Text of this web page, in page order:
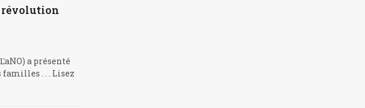
révolution
a présenté
. . . Lisez